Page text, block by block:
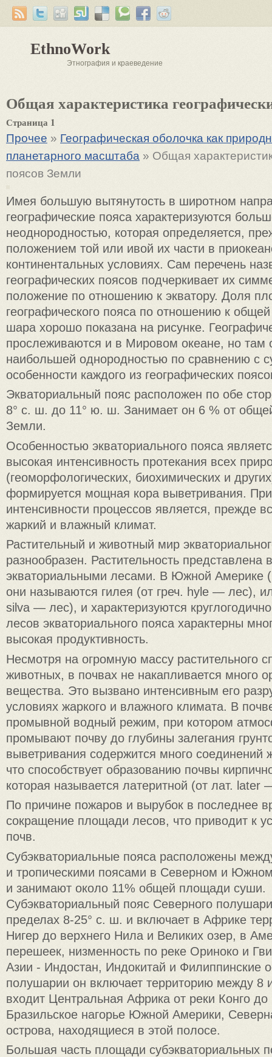
EthnoWork
Этнография и краеведение
Общая характеристика
Страница 1
Прочее » Географическая оболочка как
планетарного масштаба » Общая
поясов Земли
Имея большую вытянутость в широтном
географические пояса характеризуются
неоднородностью, которая определяется,
положением той или ивой их части в
континентальных условиях. Сам перечень
географических поясов подчеркивает их
положение по отношению к экватору. Доля
географического пояса по отношению к
шара хорошо показана на рисунке.
прослеживаются и в Мировом океане, но там
наибольшей однородностью по сравнению с
особенности каждого из географических
Экваториальный пояс расположен по обе
8° с. ш. до 11° ю. ш. Занимает он 6 % от
Земли.
Особенностью экваториального пояса
высокая интенсивность протекания всех
(геоморфологических, биохимических и
формируется мощная кора выветривания.
интенсивности процессов является, прежде
жаркий и влажный климат.
Растительный и животный мир
разнообразен. Растительность представлена
экваториальными лесами. В Южной Америке
они называются гилея (от греч. hyle — лес),
silva — лес), и характеризуются
лесов экваториального пояса характерны
высокая продуктивность.
Несмотря на огромную массу растительного
животных, в почвах не накапливается много
вещества. Это вызвано интенсивным его
условиях жаркого и влажного климата. В
промывной водный режим, при котором
промывают почву до глубины залегания
выветривания содержится много
что способствует образованию почвы
которая называется латеритной (от лат. later
По причине пожаров и вырубок в последнее
сокращение площади лесов, что приводит к
почв.
Субэкваториальные пояса расположены
и тропическими поясами в Северном и
и занимают около 11% общей площади суши.
Субэкваториальный пояс Северного
пределах 8-25° с. ш. и включает в Африке
Нигер до верхнего Нила и Великих озер, в
перешеек, низменность по реке Ориноко и
Азии - Индостан, Индокитай и Филиппинские
полушарии он включает территорию между 8
входит Центральная Африка от реки Конго
Бразильское нагорье Южной Америки,
острова, находящиеся в этой полосе.
Большая часть площади субэкваториальных